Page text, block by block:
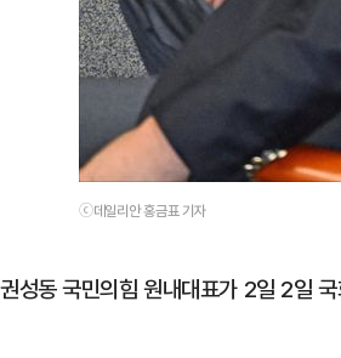
ⓒ데일리안 홍금표 기자
권성동 국민의힘 원내대표가 2일 2일